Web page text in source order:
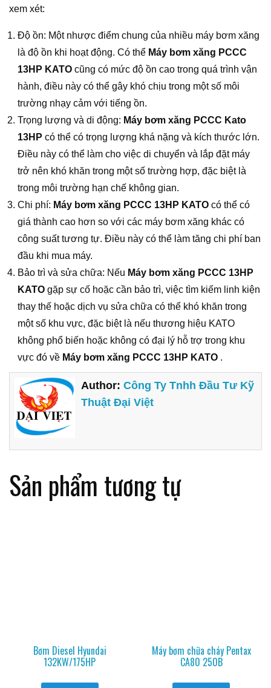
xem xét:
Độ ồn: Một nhược điểm chung của nhiều máy bơm xăng
là độ ồn khi hoạt động. Có thể Máy bơm xăng PCCC
13HP KATO cũng có mức độ ồn cao trong quá trình vận
hành, điều này có thể gây khó chịu trong một số môi
trường nhạy cảm với tiếng ồn.
Trọng lượng và di động: Máy bơm xăng PCCC Kato
13HP có thể có trọng lượng khá nặng và kích thước lớn.
Điều này có thể làm cho việc di chuyển và lắp đặt máy
trở nên khó khăn trong một số trường hợp, đặc biệt là
trong môi trường hạn chế không gian.
Chi phí: Máy bơm xăng PCCC 13HP KATO có thể có
giá thành cao hơn so với các máy bơm xăng khác có
công suất tương tự. Điều này có thể làm tăng chi phí ban
đầu khi mua máy.
Bảo trì và sửa chữa: Nếu Máy bơm xăng PCCC 13HP
KATO gặp sự cố hoặc cần bảo trì, việc tìm kiếm linh kiện
thay thế hoặc dịch vụ sửa chữa có thể khó khăn trong
một số khu vực, đặc biệt là nếu thương hiệu KATO
không phổ biến hoặc không có đại lý hỗ trợ trong khu
vực đó về Máy bơm xăng PCCC 13HP KATO .
Author:Công Ty Tnhh Đầu Tư Kỹ
Thuật Đại Việt
Sản phẩm tương tự
Bơm Diesel Hyundai
132KW/175HP
Máy bơm chữa cháy Pentax
CA80 250B